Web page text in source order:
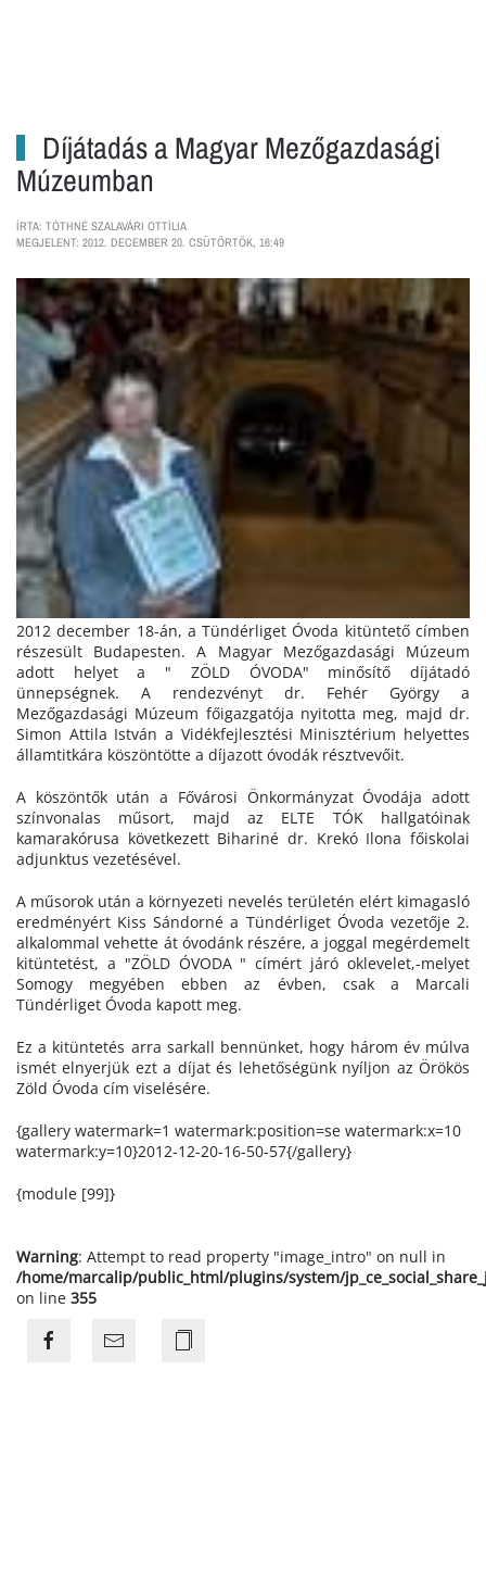
Díjátadás a Magyar Mezőgazdasági
Múzeumban
ÍRTA: TÓTHNÉ SZALAVÁRI OTTÍLIA
MEGJELENT: 2012. DECEMBER 20. CSÜTÖRTÖK, 16:49
2012 december 18-án, a Tündérliget Óvoda kitüntető címben
részesült Budapesten. A Magyar Mezőgazdasági Múzeum
adott helyet a " ZÖLD ÓVODA" minősítő díjátadó
ünnepségnek. A rendezvényt dr. Fehér György a
Mezőgazdasági Múzeum főigazgatója nyitotta meg, majd dr.
Simon Attila István a Vidékfejlesztési Minisztérium helyettes
államtitkára köszöntötte a díjazott óvodák résztvevőit.
A köszöntők után a Fővárosi Önkormányzat Óvodája adott
színvonalas műsort, majd az ELTE TÓK hallgatóinak
kamarakórusa következett Bihariné dr. Krekó Ilona főiskolai
adjunktus vezetésével.
A műsorok után a környezeti nevelés területén elért kimagasló
eredményért Kiss Sándorné a Tündérliget Óvoda vezetője 2.
alkalommal vehette át óvodánk részére, a joggal megérdemelt
kitüntetést, a "ZÖLD ÓVODA " címért járó oklevelet,-melyet
Somogy megyében ebben az évben, csak a Marcali
Tündérliget Óvoda kapott meg.
Ez a kitüntetés arra sarkall bennünket, hogy három év múlva
ismét elnyerjük ezt a díjat és lehetőségünk nyíljon az Örökös
Zöld Óvoda cím viselésére.
{gallery watermark=1 watermark:position=se watermark:x=10
watermark:y=10}2012-12-20-16-50-57{/gallery}
{module [99]}
Warning: Attempt to read property "image_intro" on null in
/home/marcalip/public_html/plugins/system/
on line 355